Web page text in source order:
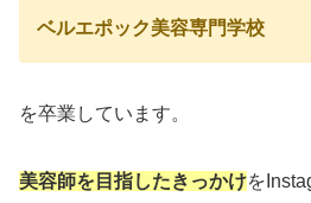
ベルエポック美容専門学校
を卒業しています。
美容師を目指したきっかけを